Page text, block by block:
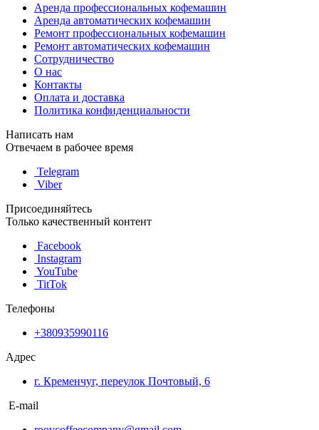
Аренда профессиональных кофемашин
Аренда автоматических кофемашин
Ремонт профессиональных кофемашин
Ремонт автоматических кофемашин
Сотрудничество
О нас
Контакты
Оплата и доставка
Политика конфиденциальности
Написать нам
Отвечаем в рабочее время
Telegram
Viber
Присоединяйтесь
Только качественный контент
Facebook
Instagram
YouTube
TitTok
Телефоны
+380935990116
Адрес
г. Кременчуг, переулок Почтовый, 6
E-mail